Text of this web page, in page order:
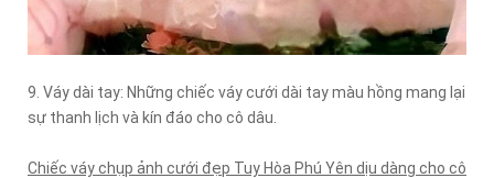
9. Váy dài tay: Những chiếc váy cưới dài tay màu hồng mang lại
sự thanh lịch và kín đáo cho cô dâu.
Chiếc váy chụp ảnh cưới đẹp Tuy Hòa Phú Yên dịu dàng cho cô